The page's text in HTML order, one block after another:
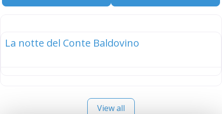
La notte del Conte Baldovino
View all